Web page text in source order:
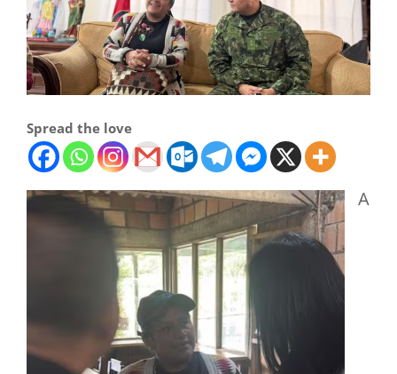
Spread the love
A